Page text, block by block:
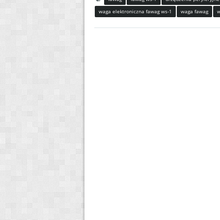
waga elektroniczna fawag ws-1
waga fawag